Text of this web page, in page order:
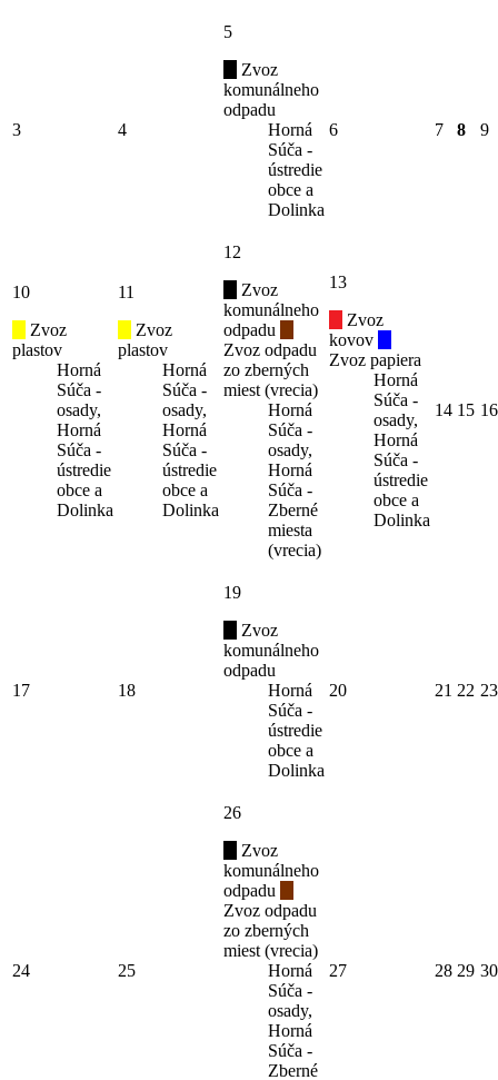
3 4
5
Zvoz
komunálneho
odpadu
Horná
Súča -
ústredie
obce a
Dolinka
6 7 8 9
10
Zvoz
plastov
Horná
Súča -
osady,
Horná
Súča -
ústredie
obce a
Dolinka
11
Zvoz
plastov
Horná
Súča -
osady,
Horná
Súča -
ústredie
obce a
Dolinka
12
Zvoz
komunálneho
odpadu
Zvoz odpadu
zo zberných
miest (vrecia)
Horná
Súča -
osady,
Horná
Súča -
Zberné
miesta
(vrecia)
13
Zvoz
kovov
Zvoz papiera
Horná
Súča -
osady,
Horná
Súča -
ústredie
obce a
Dolinka
14 15 16
17 18
19
Zvoz
komunálneho
odpadu
Horná
Súča -
ústredie
obce a
Dolinka
20 21 22 23
24 25
26
Zvoz
komunálneho
odpadu
Zvoz odpadu
zo zberných
miest (vrecia)
Horná
Súča -
osady,
Horná
Súča -
Zberné
27 28 29 30